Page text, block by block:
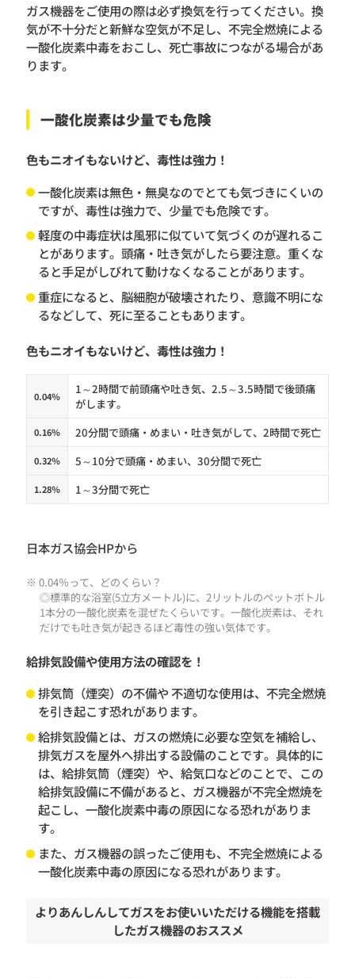
ガス機器をご使用の際は必ず換気を行ってください。換
気が不十分だと新鮮な空気が不足し、不完全燃焼による
一酸化炭素中毒をおこし、死亡事故につながる場合があ
ります。
一酸化炭素は少量でも危険
色もニオイもないけど、毒性は強力！
一酸化炭素は無色・無臭なのでとても気づきにくいの
ですが、毒性は強力で、少量でも危険です。
軽度の中毒症状は風邪に似ていて気づくのが遅れるこ
とがあります。頭痛・吐き気がしたら要注意。重くな
ると手足がしびれて動けなくなることがあります。
重症になると、脳細胞が破壊されたり、意識不明にな
るなどして、死に至ることもあります。
色もニオイもないけど、毒性は強力！
0.04％
1～2時間で前頭痛や吐き気、2.5～3.5時間で後頭痛
がします。
0.16％ 20分間で頭痛・めまい・吐き気がして、2時間で死亡
0.32％ 5～10分で頭痛・めまい、30分間で死亡
1.28％ 1～3分間で死亡
日本ガス協会HPから
※ 0.04％って、どのくらい？
◎標準的な浴室(5立方メートル)に、2リットルのペットボトル
1本分の一酸化炭素を混ぜたくらいです。一酸化炭素は、それ
だけでも吐き気が起きるほど毒性の強い気体です。
給排気設備や使用方法の確認を！
排気筒（煙突）の不備や 不適切な使用は、不完全燃焼
を引き起こす恐れがあります。
給排気設備とは、ガスの燃焼に必要な空気を補給し、
排気ガスを屋外へ排出する設備のことです。具体的に
は、給排気筒（煙突）や、給気口などのことで、この
給排気設備に不備があると、ガス機器が不完全燃焼を
起こし、一酸化炭素中毒の原因になる恐れがありま
す。
また、ガス機器の誤ったご使用も、不完全燃焼による
一酸化炭素中毒の原因になる恐れがあります。
よりあんしんしてガスをお使いいただける機能を搭載
したガス機器のおススメ